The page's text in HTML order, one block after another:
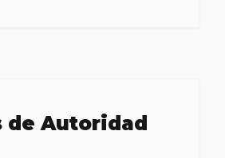
de Autoridad